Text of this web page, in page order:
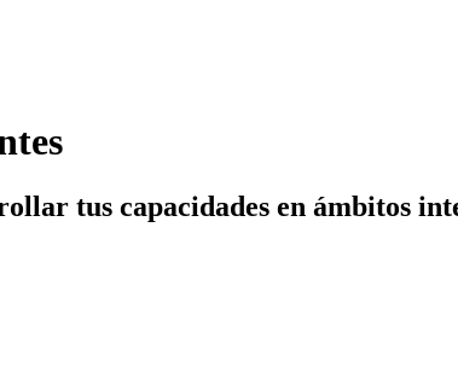
tus capacidades en ámbitos